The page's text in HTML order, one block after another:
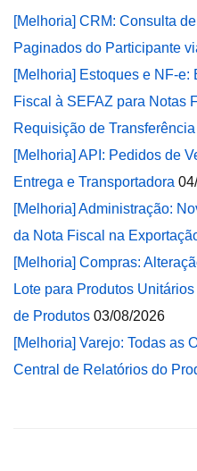
[Melhoria] CRM: Consulta
Paginados do Participante
[Melhoria] Estoques e NF-e:
Fiscal à SEFAZ para Notas
Requisição de
[Melhoria] API: Pedidos de
Entrega e Transportadora
[Melhoria] Administração:
da Nota Fiscal na
[Melhoria] Compras:
Lote para Produtos
de Produtos 03/08/2026
[Melhoria] Varejo: Todas as
Central de Relatórios do